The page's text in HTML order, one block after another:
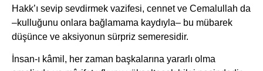
Hakk’ı sevip sevdirmek vazifesi, cennet ve Cemalullah da
–kulluğunu onlara bağlamama kaydıyla– bu mübarek
düşünce ve aksiyonun sürpriz semeresidir.
İnsan-ı kâmil, her zaman başkalarına yararlı olma